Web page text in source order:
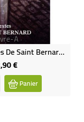
A
Le Rosaire Textes De Saint Bernard (Occasion)
€Prix
Panier